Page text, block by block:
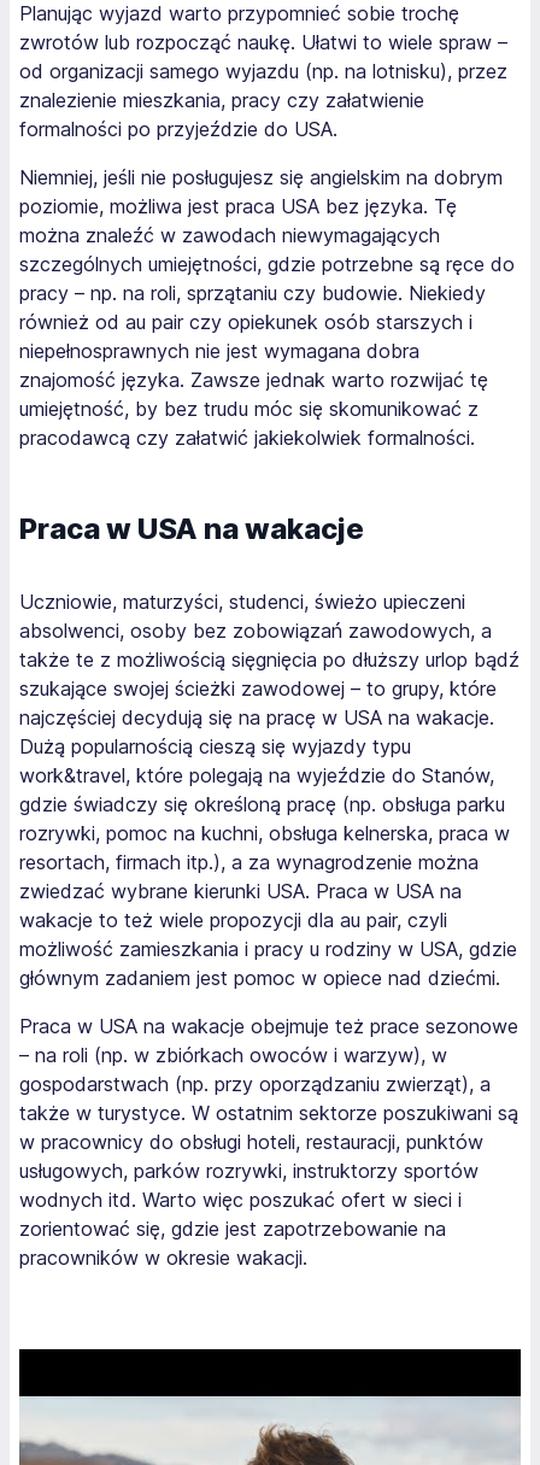
Planując wyjazd warto przypomnieć sobie trochę
zwrotów lub rozpocząć naukę. Ułatwi to wiele spraw –
od organizacji samego wyjazdu (np. na lotnisku), przez
znalezienie mieszkania, pracy czy załatwienie
formalności po przyjeździe do USA.
Niemniej, jeśli nie posługujesz się angielskim na dobrym
poziomie, możliwa jest praca USA bez języka. Tę
można znaleźć w zawodach niewymagających
szczególnych umiejętności, gdzie potrzebne są ręce do
pracy – np. na roli, sprzątaniu czy budowie. Niekiedy
również od au pair czy opiekunek osób starszych i
niepełnosprawnych nie jest wymagana dobra
znajomość języka. Zawsze jednak warto rozwijać tę
umiejętność, by bez trudu móc się skomunikować z
pracodawcą czy załatwić jakiekolwiek formalności.
Praca w USA na wakacje
Uczniowie, maturzyści, studenci, świeżo upieczeni
absolwenci, osoby bez zobowiązań zawodowych, a
także te z możliwością sięgnięcia po dłuższy urlop bądź
szukające swojej ścieżki zawodowej – to grupy, które
najczęściej decydują się na pracę w USA na wakacje.
Dużą popularnością cieszą się wyjazdy typu
work&travel, które polegają na wyjeździe do Stanów,
gdzie świadczy się określoną pracę (np. obsługa parku
rozrywki, pomoc na kuchni, obsługa kelnerska, praca w
resortach, firmach itp.), a za wynagrodzenie można
zwiedzać wybrane kierunki USA. Praca w USA na
wakacje to też wiele propozycji dla au pair, czyli
możliwość zamieszkania i pracy u rodziny w USA, gdzie
głównym zadaniem jest pomoc w opiece nad dziećmi.
Praca w USA na wakacje obejmuje też prace sezonowe
– na roli (np. w zbiórkach owoców i warzyw), w
gospodarstwach (np. przy oporządzaniu zwierząt), a
także w turystyce. W ostatnim sektorze poszukiwani są
w pracownicy do obsługi hoteli, restauracji, punktów
usługowych, parków rozrywki, instruktorzy sportów
wodnych itd. Warto więc poszukać ofert w sieci i
zorientować się, gdzie jest zapotrzebowanie na
pracowników w okresie wakacji.